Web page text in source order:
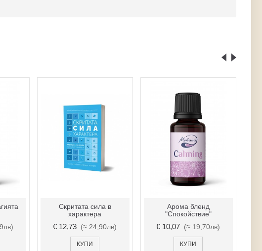
Скритата сила в
характера
€ 12,73 (≈ 24,90лв)
КУПИ
Арома бленд
"Спокойствие"
€ 10,07 (≈ 19,70лв)
КУПИ